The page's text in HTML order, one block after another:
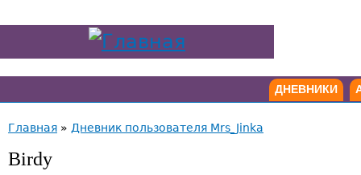
ДНЕВНИКИ
Главная » Дневник пользователя Mrs_Jinka
Birdy